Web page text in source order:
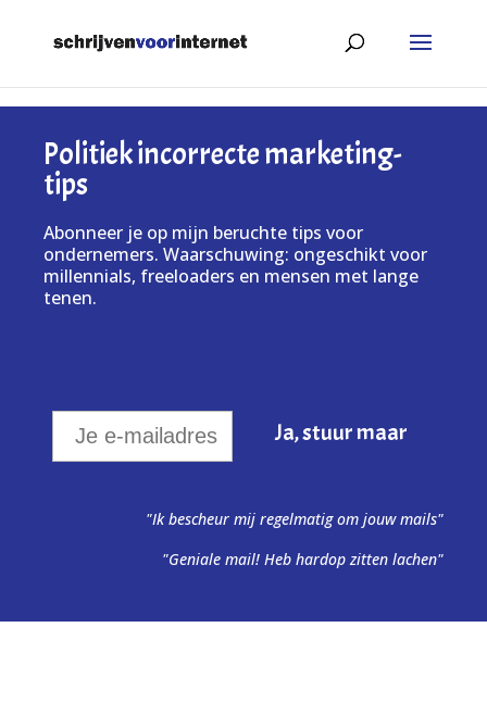
Politiek incorrecte marketing-
tips
Abonneer je op mijn beruchte tips voor
ondernemers. Waarschuwing: ongeschikt voor
millennials, freeloaders en mensen met lange
tenen.
"Ik bescheur mij regelmatig om jouw mails"
"Geniale mail! Heb hardop zitten lachen"